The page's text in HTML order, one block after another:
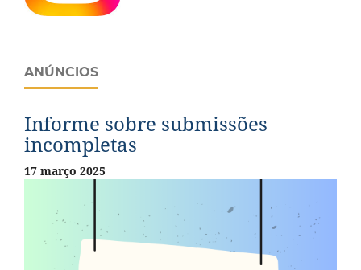
ANÚNCIOS
Informe sobre submissões
incompletas
17 março 2025